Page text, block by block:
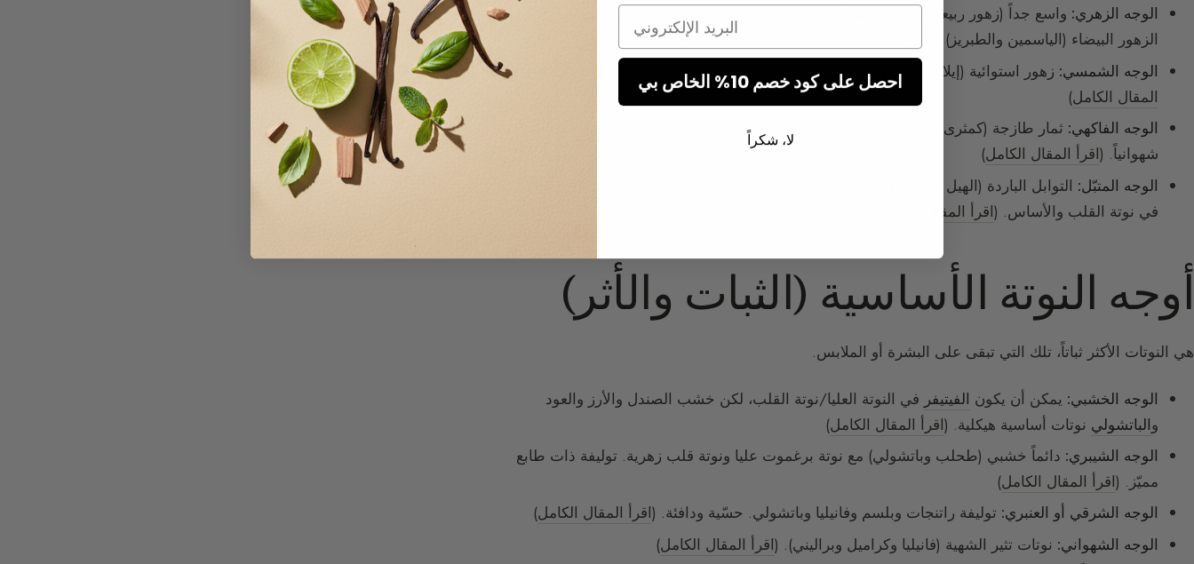
الوجه الزهري: واسع جداً (زهور ربيعية وبيضاء ومُسكَّرة ومتبّلة). الزهور الخضراء تعمل في النوتة العليا، أما
الزهور البيضاء (الياسمين والطبريز) فتعمل في نوتة القلب. (
اقرأ المقال الكامل)
الوجه الشمسي: زهور استوائية (إيلانج إيلانج وفرانجيباني وتياري) ونوتات ساليسيلية بمذاق الرمل الدافئ. ( اقرأ
المقال الكامل)
الوجه الفاكهي: ثمار طازجة (كمثرى وتفاح) أو حمراء (كرز) أو استوائية (جوز هند ومانغو). يُضفي طابعاً مرحاً أو
شهوانياً. (اقرأ المقال الكامل)
الوجه المتبّل: التوابل الباردة (الهيل والزنجبيل) تعمل في النوتة العليا، أما الحارة (القرفة والزعفران) فتعمل
في نوتة القلب والأساس. (اقرأ المقال الكامل
أوجه النوتة الأساسية (الثبات والأثر)
هي النوتات الأكثر ثباتاً، تلك التي تبقى على البشرة أو الملابس.
الوجه الخشبي: يمكن أن يكون الفيتيفر في النوتة العليا/نوتة القلب، لكن خشب الصندل والأرز والعود
والباتشولي نوتات أساسية هيكلية. (اقرأ المقال الكامل)
الوجه الشيبري: دائماً خشبي (طحلب وباتشولي) مع نوتة برغموت عليا ونوتة قلب زهرية. توليفة ذات طابع
مميّز. (اقرأ المقال الكامل)
الوجه الشرقي أو العنبري: توليفة راتنجات وبلسم وفانيليا وباتشولي. حسّية ودافئة. (اقرأ المقال الكامل)
الوجه الشهواني: نوتات تثير الشهية (فانيليا وكراميل وبراليني). (اقرأ المقال الكامل)
احصل على كود خصم 10% الخاص بي
لا، شكراً